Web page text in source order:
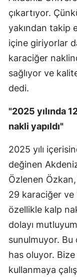
çıkartıyor.
yakından takip
içine giriyorlar
karaciğer
sağlıyor ve
dedi.
"2025 yılında
nakli yapıldı"
2025 yılı
değinen
Özlenen
29 karaciğer ve
özellikle kalp
dolayı
sunulmuyor. Bu
has oluyor.
kullanmaya